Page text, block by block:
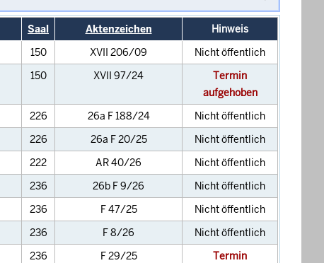
Saal Aktenzeichen
Hinweis
150 XVII 206/09
Nicht öffentlich
150 XVII 97/24
Termin
aufgehoben
226 26a F 188/24
Nicht öffentlich
226 26a F 20/25
Nicht öffentlich
222 AR 40/26
Nicht öffentlich
236 26b F 9/26
Nicht öffentlich
236 F 47/25
Nicht öffentlich
236 F 8/26
Nicht öffentlich
236 F 29/25
Termin